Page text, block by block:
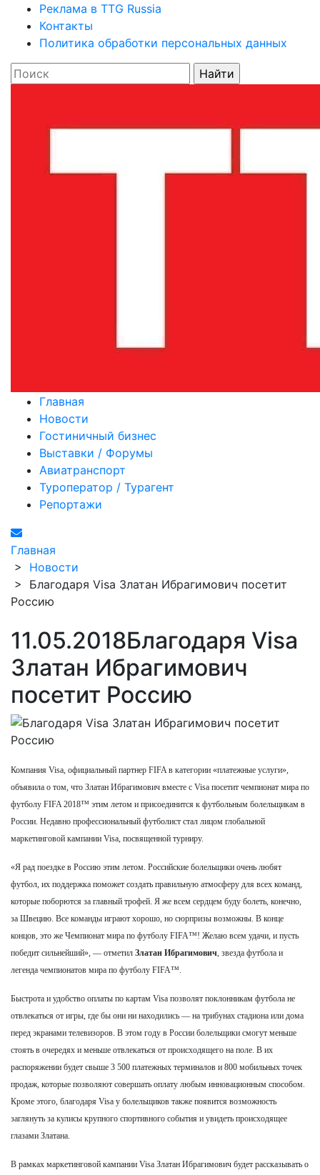
Реклама в TTG Russia
Контакты
Политика обработки персональных данных
Главная
Новости
Гостиничный бизнес
Выставки / Форумы
Авиатранспорт
Туроператор / Турагент
Репортажи
Главная
> Новости
> Благодаря Visa Златан Ибрагимович посетит
Россию
11.05.2018Благодаря Visa
Златан Ибрагимович
посетит Россию
Компания Visa, официальный партнер FIFA в категории «платежные услуги»,
объявила о том, что Златан Ибрагимович вместе с Visa посетит чемпионат мира по
футболу FIFA 2018™ этим летом и присоединится к футбольным болельщикам в
России. Недавно профессиональный футболист стал лицом глобальной
маркетинговой кампании Visa, посвященной турниру.
«Я рад поездке в Россию этим летом. Российские болельщики очень любят
футбол, их поддержка поможет создать правильную атмосферу для всех команд,
которые поборются за главный трофей. Я же всем сердцем буду болеть, конечно,
за Швецию. Все команды играют хорошо, но сюрпризы возможны. В конце
концов, это же Чемпионат мира по футболу FIFA™! Желаю всем удачи, и пусть
победит сильнейший», — отметил Златан Ибрагимович, звезда футбола и
легенда чемпионатов мира по футболу FIFA™.
Быстрота и удобство оплаты по картам Visa позволят поклонникам футбола не
отвлекаться от игры, где бы они ни находились — на трибунах стадиона или дома
перед экранами телевизоров. В этом году в России болельщики смогут меньше
стоять в очередях и меньше отвлекаться от происходящего на поле. В их
распоряжении будет свыше 3 500 платежных терминалов и 800 мобильных точек
продаж, которые позволяют совершать оплату любым инновационным способом.
Кроме этого, благодаря Visa у болельщиков также появится возможность
заглянуть за кулисы крупного спортивного события и увидеть происходящее
глазами Златана.
В рамках маркетинговой кампании Visa Златан Ибрагимович будет рассказывать о